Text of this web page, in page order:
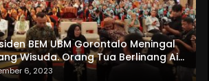
BEM UBM Gorontalo Meningal
Wisuda. Orang Tua Berlinang Air
Menerima SKL dan Pemasangan
6, 2023